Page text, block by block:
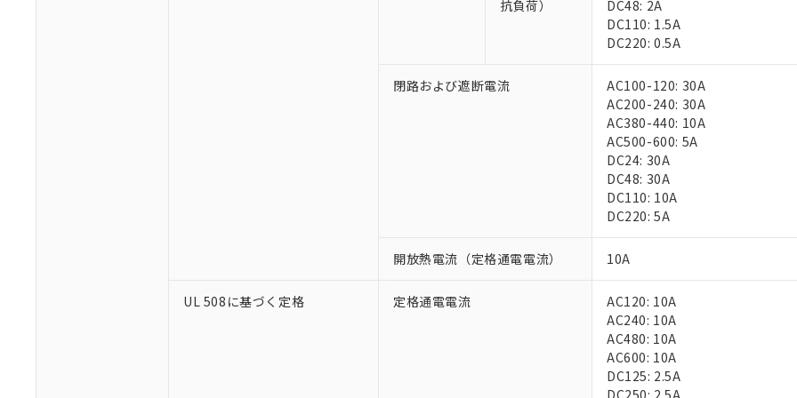
抗負荷）
DC48: 2A
DC110: 1.5A
DC220: 0.5A
閉路および遮断電流
AC100-120: 30A
AC200-240: 30A
AC380-440: 10A
AC500-600: 5A
DC24: 30A
DC48: 30A
DC110: 10A
DC220: 5A
開放熱電流（定格通電電流） 10A
UL 508に基づく定格 定格通電電流
AC120: 10A
AC240: 10A
AC480: 10A
AC600: 10A
DC125: 2.5A
DC250: 2.5A
以下の条件をお読みいただき、同意のうえご利用ください。
本サービスは、当社制御機器事業取扱商品の当社在庫状況および標準価格(税抜)を
当社制御機器事業取扱商品の中には、本サービスの対象外となる商品もあること
在庫状況および標準価格照会結果は、記載している更新日時点での社内データに
のであり、閲覧された時点での実際の在庫および標準価格とは異なる場合がある
対応済み：EU RoHS指令（10物質）の非含有に対応した製品が提供可能な商品です。
対応予定：EU RoHS指令（10物質）の非含有に対応した製品に切り替える予定のある商
対応予定なし：EU RoHS指令（10物質）の非含有に非対応の商品で、対応品を出す予
調査・確認中：EU RoHS指令（10物質）の非含有の対応状況を調査中または確認中の商
非該当品：ライセンス料など無形物で、有害物質有無と関係のない商品です。
仕入先様の事情により、非含有部品としていたものが、含有品と判明した場合などやむ
鉛(Pb) 1000ppm以下、 水銀(Hg) 1000ppm以下、 カドミウム(Cd) 100ppm以下、
六価クロム(Cr(Ⅵ)) 1000ppm以下、ポリ臭化ビフェニル類(PBB) 1000ppm以下、ポリ臭化ジフェニルエーテル類
フタル酸ビス(2-エチルヘキシル) (DEHP)(別名：DOP) 1000ppm以下、フタル酸ブチルベンジル（BBP）
ル（DBP） 1000ppm以下、フタル酸ジイソブチル (DIBP) 1000ppm以下
但し、RoHS指令で産業用監視および制御機器に対する適用除外項目は除く。
※1 中国RoHS○×表
「○」：最大均質材料含有率が中国RoHSの基準値以下であることを示します。
「×」：最大均質材料含有率が中国RoHSの基準値を超えていることを示します。
「－」：未確認です。当社販売部門へお問い合わせください。
Pb(鉛) :1000ppm、 Hg(水銀) : 1000ppm、 Cd(カドミウム) : 100ppm、
Cr(Ⅵ)(六価クロム) : 1000ppm、 PBBs(ポリ臭化ビフェニル類) : 1000ppm、 PBDEs(ポリ臭化ジフェニルエーテ
当社は、これら貴社製品のうち、外国為替および外国貿易法に定める商品（以下｢
う）を輸出または国外への提供する場合は、日本国政府の輸出許可(または役務取
当社は規制貨物を破棄する場合は、完全に破砕するなど、違法に輸出されないよ